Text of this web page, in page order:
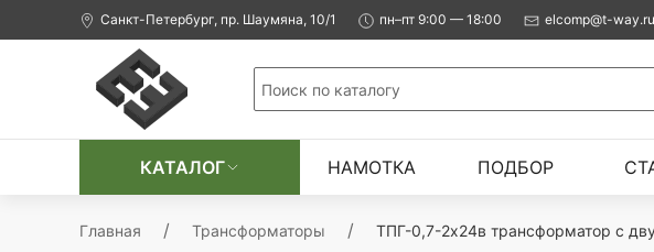
Санкт-Петербург, пр. Шаумяна, 10/1 пн–пт 9:00 — 18:00 elcomp@t-way.ru
КАТАЛОГ НАМОТКА ПОДБОР
Главная Трансформаторы ТПГ-0,7-2х24в трансформатор с